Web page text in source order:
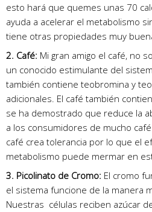
esto hará que quemes unas 70
ayuda a acelerar el metabolismo
tiene otras propiedades muy
2. Café: Mi gran amigo el café, no
un conocido estimulante del
también contiene teobromina y
adicionales. El café también
se ha demostrado que reduce la
a los consumidores de mucho
café crea tolerancia por lo que el
metabolismo puede mermar en
3. Picolinato de Cromo: El cromo
el sistema funcione de la manera
Nuestras células reciben azúcar